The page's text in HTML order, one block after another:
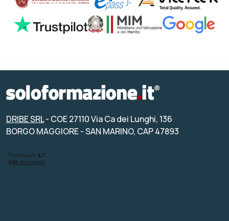
DRIBE SRL- COE 27110 Via Ca dei Lunghi, 136
BORGO MAGGIORE - SAN MARINO, CAP 47893